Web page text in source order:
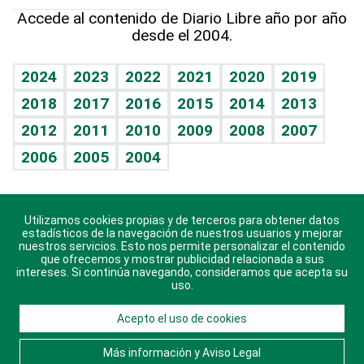
Hablando con el pediatra
Vida y familia
Eñe
Celebrando la vida
Sin complejos
En pocas palabras
Escuchando al corazón
Economía Personal
TBT Deportivo
Más firmas
Hecho en casa
Guía del dinero
Cumpleaños
Horóscopos
Crucigramas
Accede al contenido de Diario Libre año por año
desde el 2004.
2024 2023 2022 2021 2020
2019
2018
2017 2016 2015 2014
2013
2012
2011 2010 2009 2008
2007
2006
2005 2004
Descarga nuestras aplicaciones para Android, iOS y
sistema Huawei.
© 2021 Diario Libre, todos los derechos reservados.
Consulta elAviso Legal. Ponte en Contacto
Utilizamos cookies propias y de terceros para obtener datos
estadísticos de la navegación de nuestros usuarios y mejorar
nuestros servicios. Esto nos permite personalizar el contenido
que ofrecemos y mostrar publicidad relacionada a sus
intereses. Si continúa navegando, consideramos que acepta su
uso.
Acepto el uso de cookies
Más información y Aviso Legal